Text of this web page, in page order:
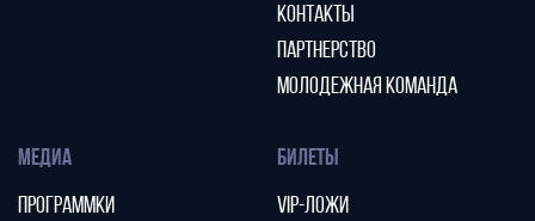
КОНТАКТЫ
ПАРТНЕРСТВО
МОЛОДЕЖНАЯ КОМАНДА
МЕДИА
ПРОГРАММКИ
БИЛЕТЫ
VIP-ЛОЖИ